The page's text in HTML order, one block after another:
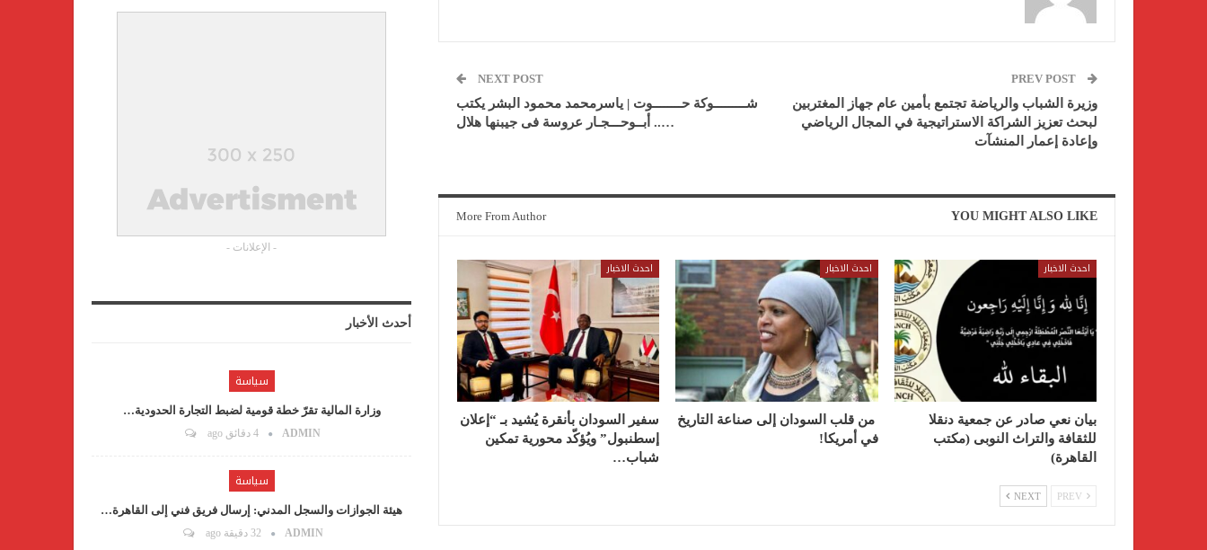
وزيرة الشباب والرياضة تجتمع بأمين عام جهاز المغتربين
لبحث تعزيز الشراكة الاستراتيجية في المجال الرياضي
وإعادة إعمار المنشآت
NEXT POST
شـــــــــوكة حــــــــوت | ياسرمحمد محمود البشر يكتب
….. أبــوحـــجـار عروسة فى جيبنها هلال
YOU MIGHT ALSO LIKE
More From Author
احدث الاخبار
بيان نعي صادر عن جمعية دنقلا
للثقافة والتراث النوبى (مكتب
القاهرة)
احدث الاخبار
من قلب السودان إلى صناعة التاريخ
في أمريكا!
احدث الاخبار
سفير السودان بأنقرة يُشيد بـ “إعلان
إسطنبول” ويُؤكّد محورية تمكين
شباب…
NEXT
- الإعلانات -
أحدث الأخبار
سياسة
وزارة المالية تقرّ خطة قومية لضبط التجارة الحدودية…
ADMIN 4 دقائق ago
سياسة
هيئة الجوازات والسجل المدني: إرسال فريق فني إلى القاهرة…
ADMIN 32 دقيقة ago